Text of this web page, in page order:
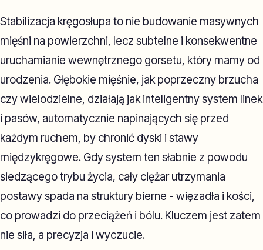
Stabilizacja kręgosłupa to nie budowanie masywnych
mięśni na powierzchni, lecz subtelne i konsekwentne
uruchamianie wewnętrznego gorsetu, który mamy od
urodzenia. Głębokie mięśnie, jak poprzeczny brzucha
czy wielodzielne, działają jak inteligentny system linek
i pasów, automatycznie napinających się przed
każdym ruchem, by chronić dyski i stawy
międzykręgowe. Gdy system ten słabnie z powodu
siedzącego trybu życia, cały ciężar utrzymania
postawy spada na struktury bierne - więzadła i kości,
co prowadzi do przeciążeń i bólu. Kluczem jest zatem
nie siła, a precyzja i wyczucie.